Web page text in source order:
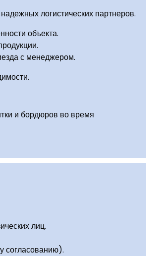
логистических партнеров.
объекта.
с менеджером.
и бордюров во время
лиц.
согласованию).